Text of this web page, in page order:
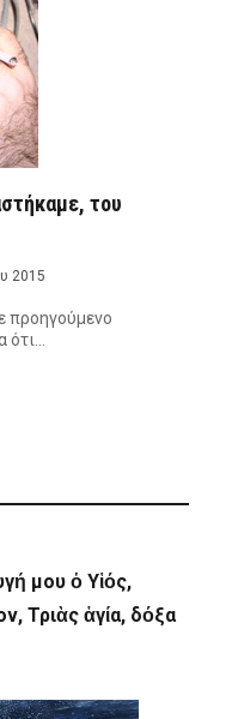
του
2015
ότι…
μου ὁ Υἱός,
Τριὰς ἁγία, δόξα